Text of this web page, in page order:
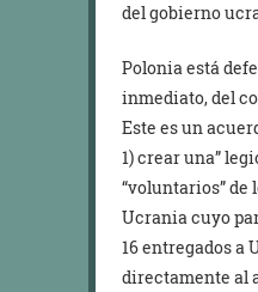
del gobierno
Polonia está
inmediato, del
Este es un
1) crear una”
“voluntarios” de
Ucrania cuyo
16 entregados a
directamente al